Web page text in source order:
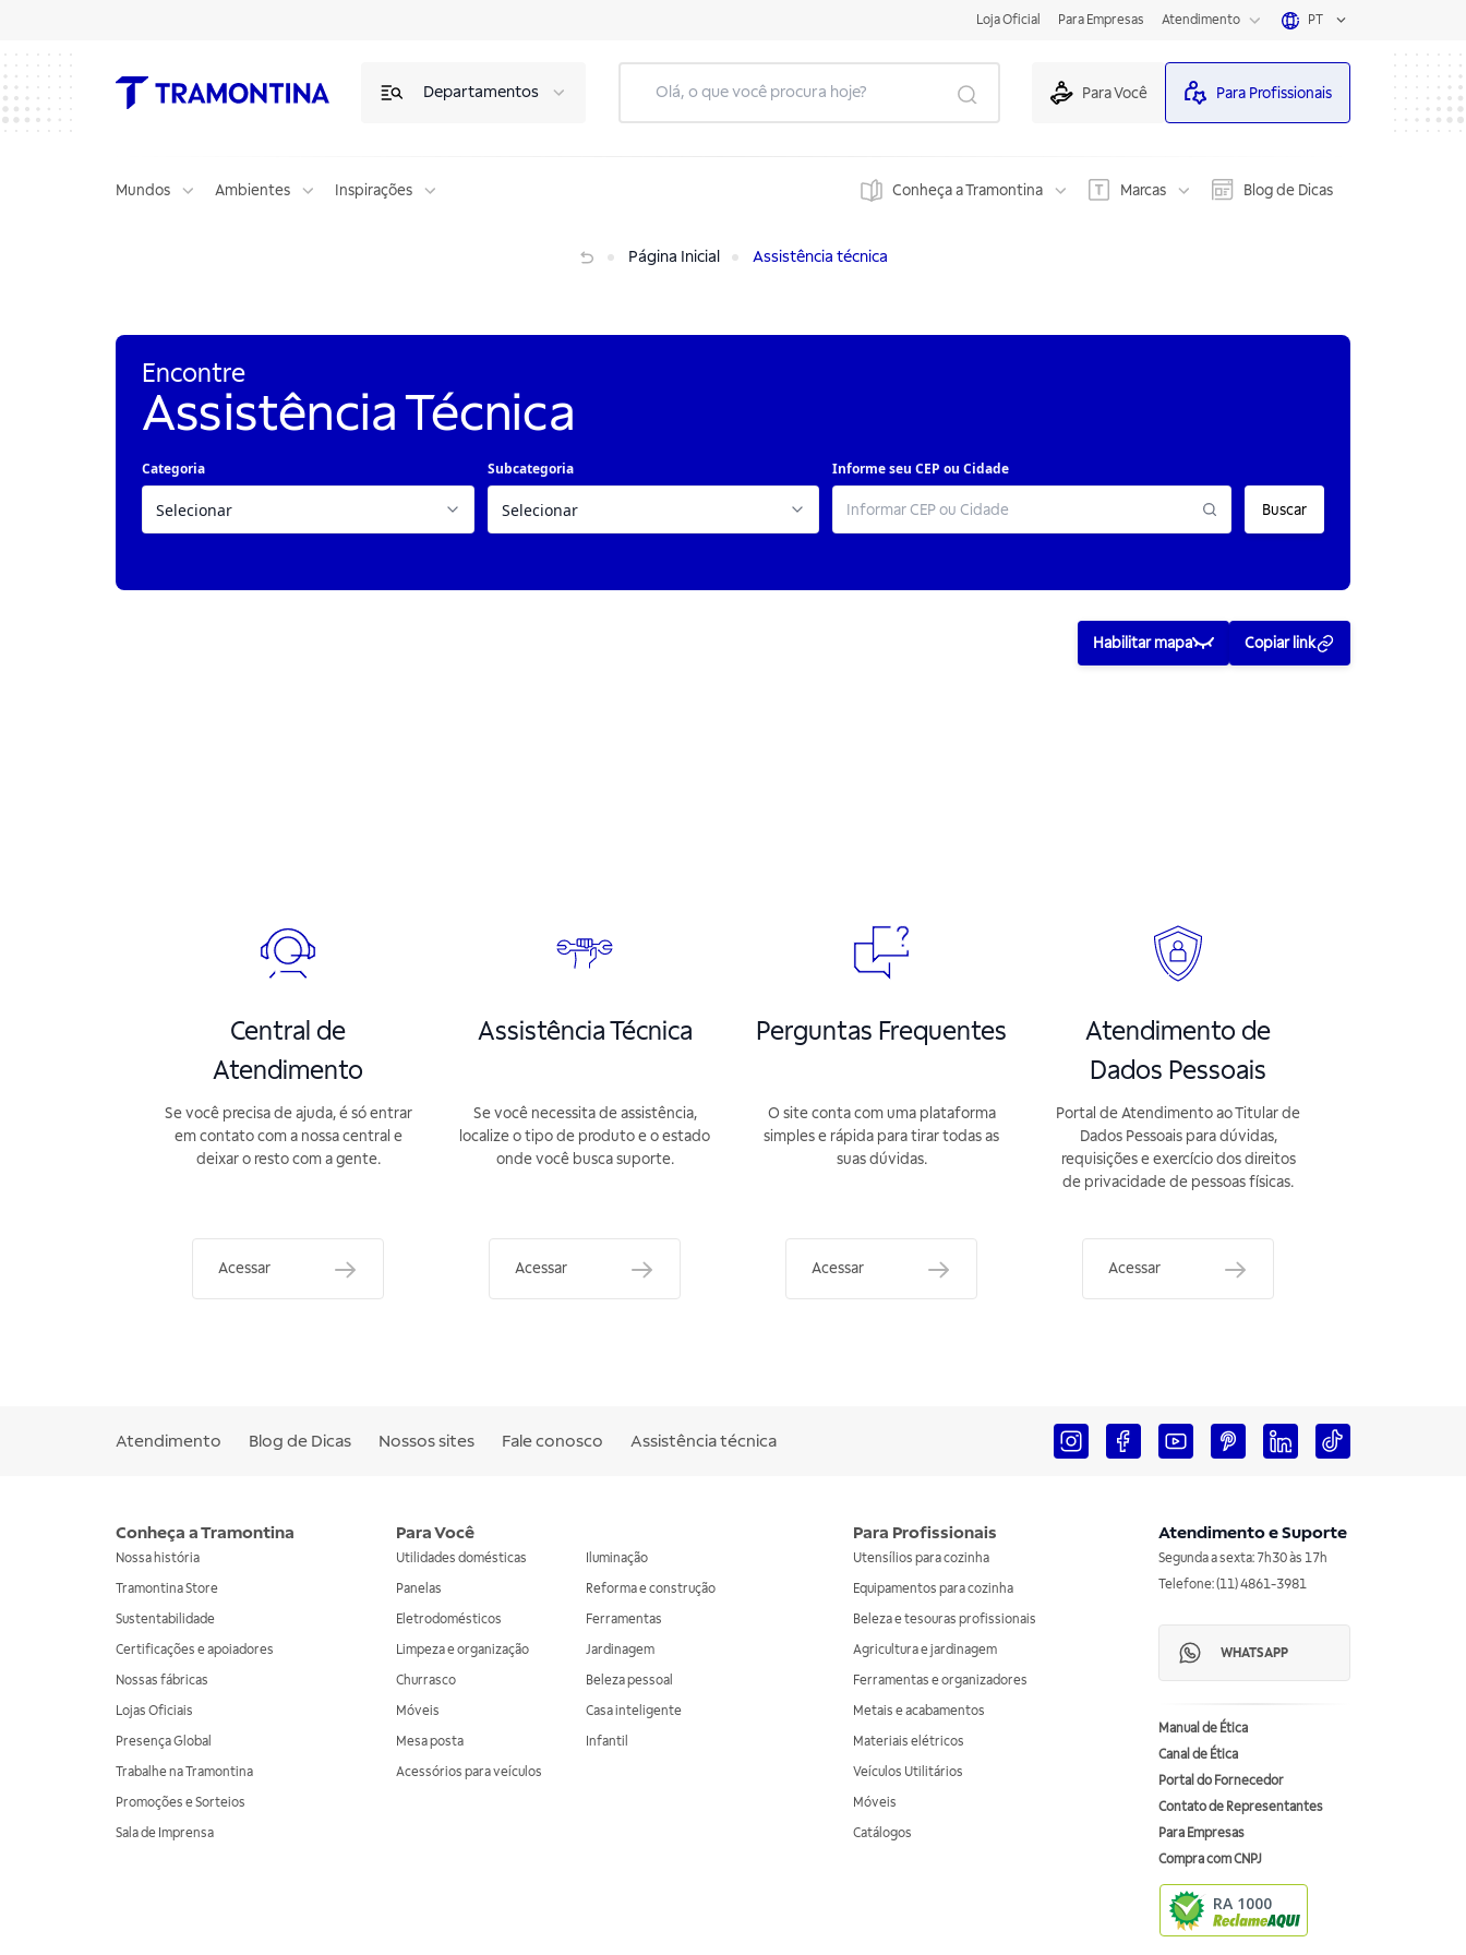
Loja Oficial Para Empresas Atendimento PT
Departamentos Para Você Para Profissionais
Mundos Ambientes Inspirações Conheça a Tramontina Marcas Blog de Dicas
Página Inicial Assistência técnica
Encontre
Assistência Técnica
Categoria Subcategoria Informe seu CEP ou Cidade
Buscar
Habilitar mapa Copiar link
Central de
Atendimento
Se você precisa de ajuda, é só entrar
em contato com a nossa central e
deixar o resto com a gente.
Acessar
Assistência Técnica
Se você necessita de assistência,
localize o tipo de produto e o estado
onde você busca suporte.
Acessar
Perguntas Frequentes
O site conta com uma plataforma
simples e rápida para tirar todas as
suas dúvidas.
Acessar
Atendimento de
Dados Pessoais
Portal de Atendimento ao Titular de
Dados Pessoais para dúvidas,
requisições e exercício dos direitos
de privacidade de pessoas físicas.
Acessar
Atendimento Blog de Dicas Nossos sites Fale conosco Assistência técnica
Conheça a Tramontina
Nossa história
Tramontina Store
Sustentabilidade
Certificações e apoiadores
Nossas fábricas
Lojas Oficiais
Presença Global
Trabalhe na Tramontina
Promoções e Sorteios
Sala de Imprensa
Para Você
Utilidades domésticas
Panelas
Eletrodomésticos
Limpeza e organização
Churrasco
Móveis
Mesa posta
Acessórios para veículos
Iluminação
Reforma e construção
Ferramentas
Jardinagem
Beleza pessoal
Casa inteligente
Infantil
Para Profissionais
Utensílios para cozinha
Equipamentos para cozinha
Beleza e tesouras profissionais
Agricultura e jardinagem
Ferramentas e organizadores
Metais e acabamentos
Materiais elétricos
Veículos Utilitários
Móveis
Catálogos
Atendimento e Suporte
Segunda a sexta: 7h30 às 17h
Telefone: (11) 4861-3981
WHATSAPP
Manual de Ética
Canal de Ética
Portal do Fornecedor
Contato de Representantes
Para Empresas
Compra com CNPJ
RA 1000